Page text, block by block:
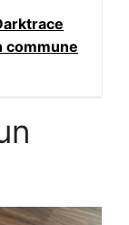
commune